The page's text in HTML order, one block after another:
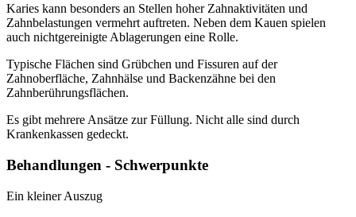
Karies kann besonders an Stellen hoher Zahnaktivitäten und
Zahnbelastungen vermehrt auftreten. Neben dem Kauen spielen
auch nichtgereinigte Ablagerungen eine Rolle.
Typische Flächen sind Grübchen und Fissuren auf der
Zahnoberfläche, Zahnhälse und Backenzähne bei den
Zahnberührungsflächen.
Es gibt mehrere Ansätze zur Füllung. Nicht alle sind durch
Krankenkassen gedeckt.
Behandlungen - Schwerpunkte
Ein kleiner Auszug